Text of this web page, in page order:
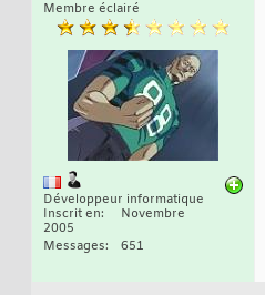
Membre éclairé
Développeur informatique
Inscrit en
Novembre
2005
Messages
651